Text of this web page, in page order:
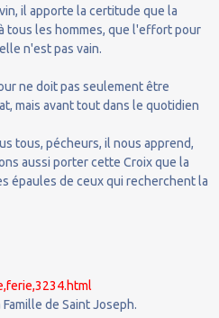
il apporte la certitude que la
tous les hommes, que l'effort pour
n'est pas vain.
ne doit pas seulement être
mais avant tout dans le quotidien
tous, pécheurs, il nous apprend,
aussi porter cette Croix que la
épaules de ceux qui recherchent la
de Saint Joseph.